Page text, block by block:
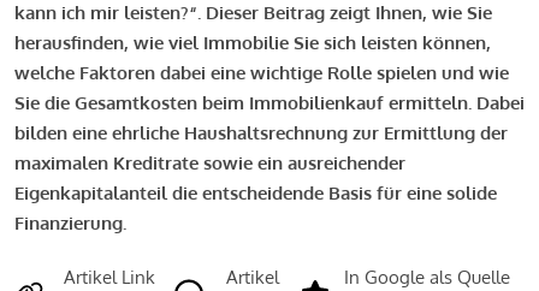
kann ich mir leisten?“. Dieser Beitrag zeigt Ihnen, wie Sie
herausfinden, wie viel Immobilie Sie sich leisten können,
welche Faktoren dabei eine wichtige Rolle spielen und wie
Sie die Gesamtkosten beim Immobilienkauf ermitteln. Dabei
bilden eine ehrliche Haushaltsrechnung zur Ermittlung der
maximalen Kreditrate sowie ein ausreichender
Eigenkapitalanteil die entscheidende Basis für eine solide
Finanzierung.
Artikel Link
Artikel
In Google als Quelle